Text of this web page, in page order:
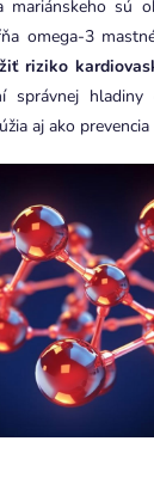
sú
omega-3
riziko
správnej
aj ako